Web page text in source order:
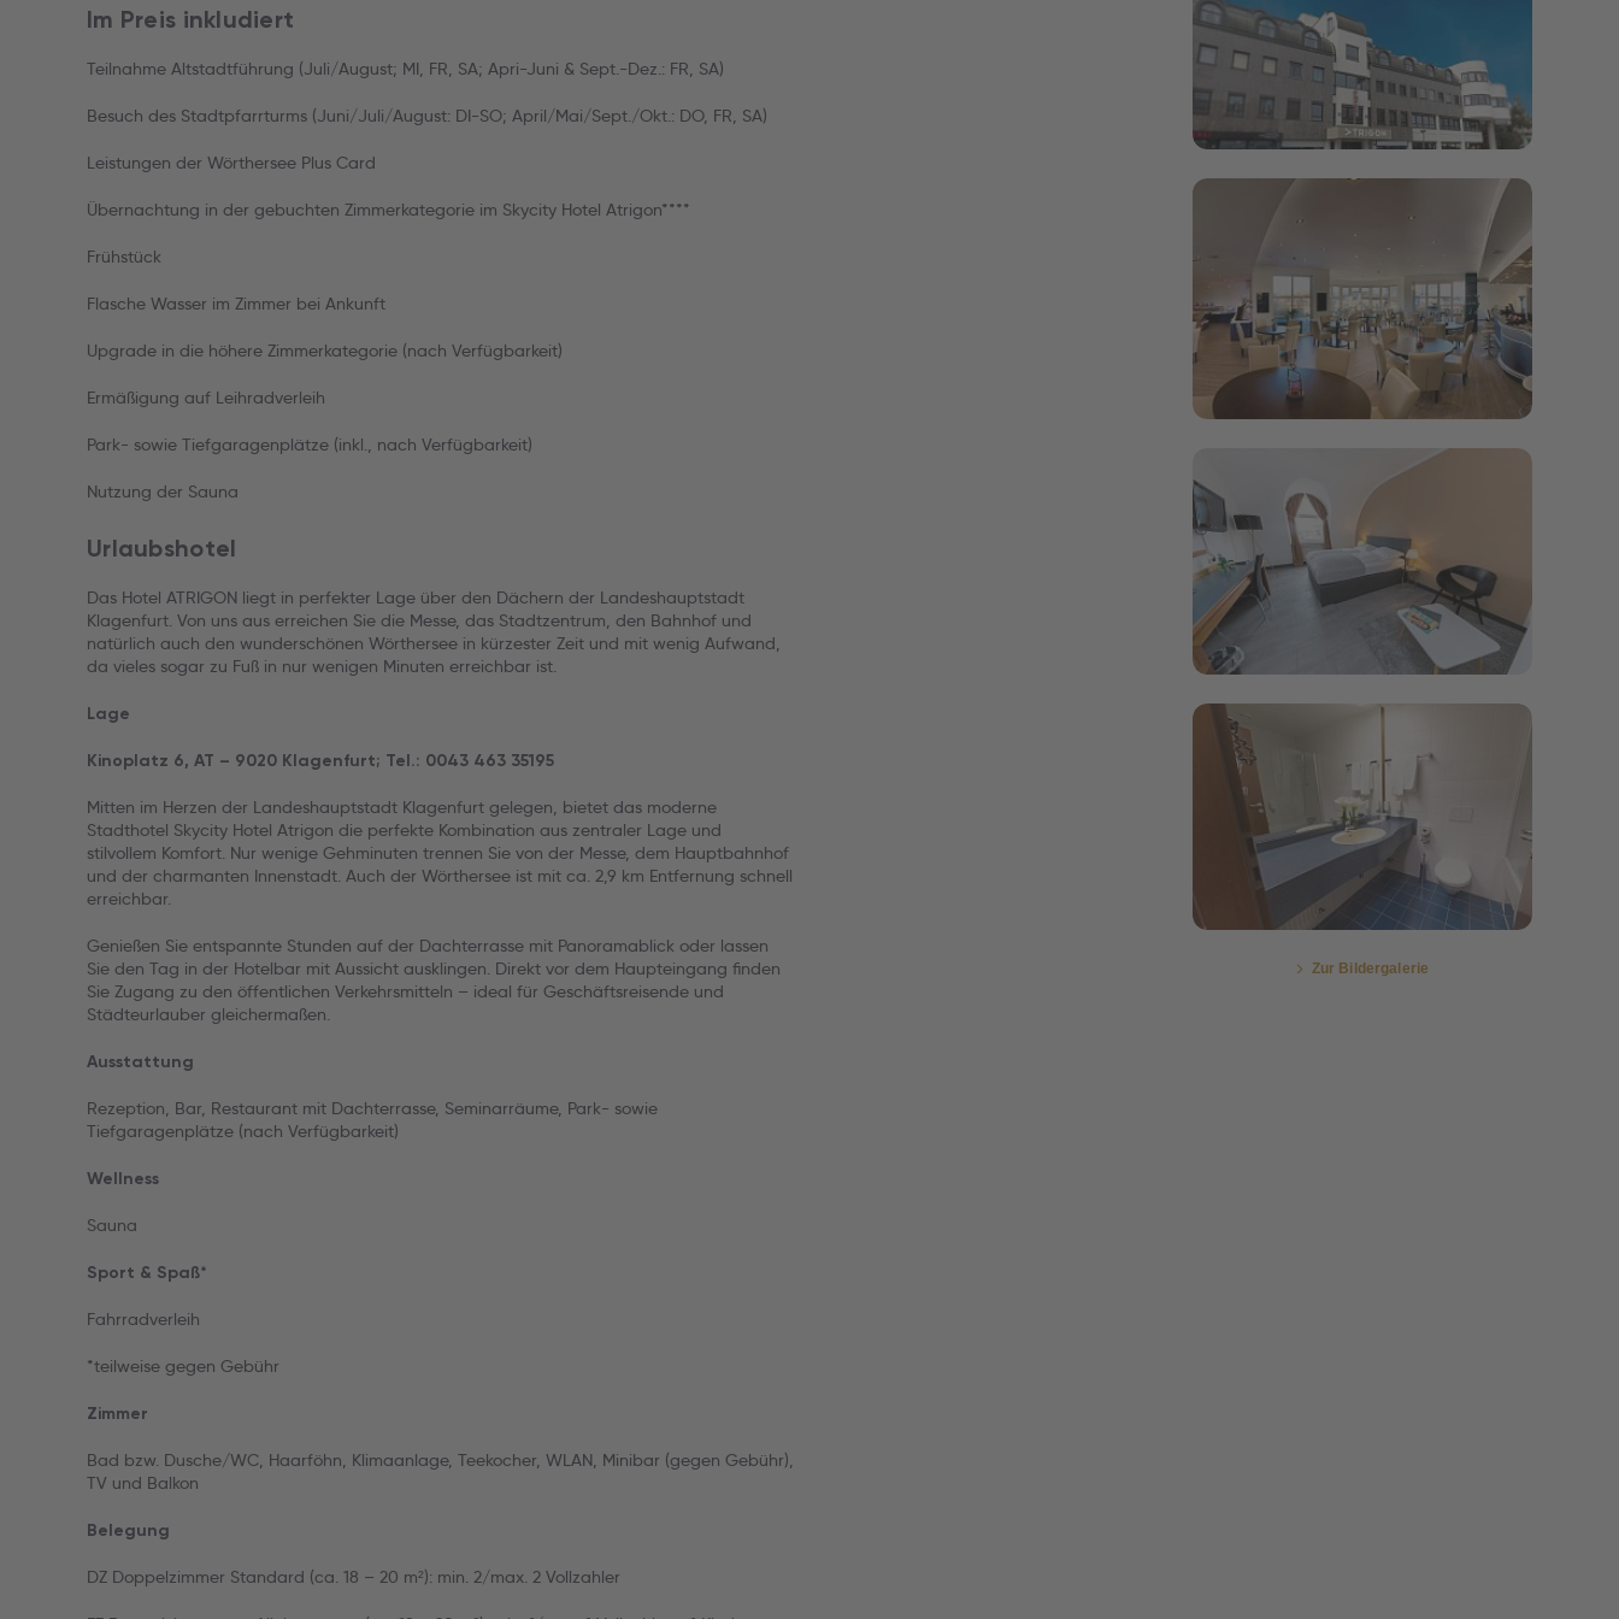
Im Preis inkludiert
Teilnahme Altstadtführung (Juli/August; MI, FR, SA; Apri-Juni & Sept.-Dez.: FR, SA)
Besuch des Stadtpfarrturms (Juni/Juli/August: DI-SO; April/Mai/Sept./Okt.: DO, FR, SA)
Leistungen der Wörthersee Plus Card
Übernachtung in der gebuchten Zimmerkategorie im Skycity Hotel Atrigon****
Frühstück
Flasche Wasser im Zimmer bei Ankunft
Upgrade in die höhere Zimmerkategorie (nach Verfügbarkeit)
Ermäßigung auf Leihradverleih
Park- sowie Tiefgaragenplätze (inkl., nach Verfügbarkeit)
Nutzung der Sauna
Urlaubshotel
Das Hotel ATRIGON liegt in perfekter Lage über den Dächern der Landeshauptstadt
Klagenfurt. Von uns aus erreichen Sie die Messe, das Stadtzentrum, den Bahnhof und
natürlich auch den wunderschönen Wörthersee in kürzester Zeit und mit wenig Aufwand,
da vieles sogar zu Fuß in nur wenigen Minuten erreichbar ist.
Lage
Kinoplatz 6, AT – 9020 Klagenfurt; Tel.: 0043 463 35195
Mitten im Herzen der Landeshauptstadt Klagenfurt gelegen, bietet das moderne
Stadthotel Skycity Hotel Atrigon die perfekte Kombination aus zentraler Lage und
stilvollem Komfort. Nur wenige Gehminuten trennen Sie von der Messe, dem Hauptbahnhof
und der charmanten Innenstadt. Auch der Wörthersee ist mit ca. 2,9 km Entfernung schnell
erreichbar.
Genießen Sie entspannte Stunden auf der Dachterrasse mit Panoramablick oder lassen
Sie den Tag in der Hotelbar mit Aussicht ausklingen. Direkt vor dem Haupteingang finden
Sie Zugang zu den öffentlichen Verkehrsmitteln – ideal für Geschäftsreisende und
Städteurlauber gleichermaßen.
Ausstattung
Rezeption, Bar, Restaurant mit Dachterrasse, Seminarräume, Park- sowie
Tiefgaragenplätze (nach Verfügbarkeit)
Wellness
Sauna
Sport & Spaß*
Fahrradverleih
*teilweise gegen Gebühr
Zimmer
Bad bzw. Dusche/WC, Haarföhn, Klimaanlage, Teekocher, WLAN, Minibar (gegen Gebühr),
TV und Balkon
Belegung
DZ Doppelzimmer Standard (ca. 18 – 20 m²): min. 2/max. 2 Vollzahler
Bildergalerie öffnen
Bildergalerie öffnen
Bildergalerie öffnen
Bildergalerie öffnen
Zur Bildergalerie